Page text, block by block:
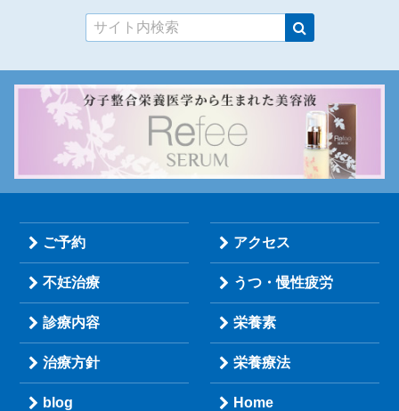
ご予約 アクセス
不妊治療 うつ・慢性疲労
診療内容 栄養素
治療方針 栄養療法
blog Home